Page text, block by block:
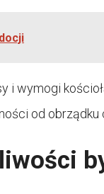
i wymogi
od obrządku